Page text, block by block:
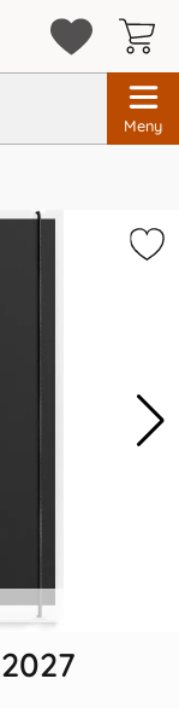
Meny
A6 präglad
0,12mm
4 kr/st